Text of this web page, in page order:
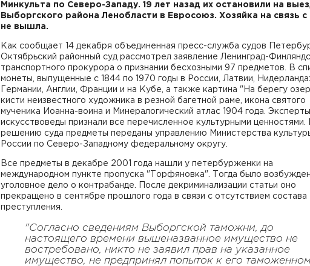
Минкульта по Северо-Западу. 19 лет назад их остановили на
Выборгского района Ленобласти в Евросоюз. Хозяйка на связь с
не вышла.
Как сообщает 14 декабря объединенная пресс-служба судов
Октябрьский районный суд рассмотрел заявление Ленинград-
транспортного прокурора о признании бесхозными 97 предметов. В
монеты, выпущенные с 1844 по 1970 годы в России, Латвии,
Германии, Англии, Франции и на Кубе, а также картина "На берегу
кисти неизвестного художника в резной багетной раме, икона святого
мученика Иоанна-воина и Минералогический атлас 1904 года.
искусствоведы признали все перечисленное культурными ценностями.
решению суда предметы переданы управлению Министерства
России по Северо-Западному федеральному округу.
Все предметы в декабре 2001 года нашли у петербурженки на
международном пункте пропуска "Торфяновка". Тогда было
уголовное дело о контрабанде. После декриминализации статьи оно
прекращено в сентябре прошлого года в связи с отсутствием состава
преступления.
"Согласно сведениям Выборгской таможни, до
настоящего времени вышеназванное имущество не
востребовано, никто не заявил прав на указанное
имущество, не предпринял попыток к его